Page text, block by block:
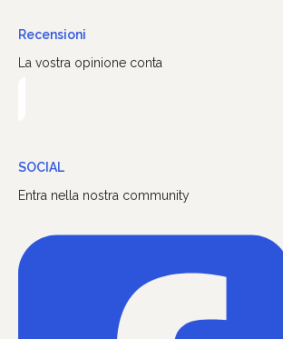
Recensioni
La vostra opinione conta
SOCIAL
Entra nella nostra community